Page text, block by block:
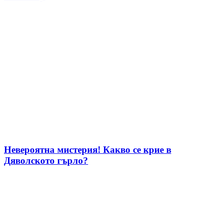
Невероятна мистерия! Какво се крие в
Дяволското гърло?